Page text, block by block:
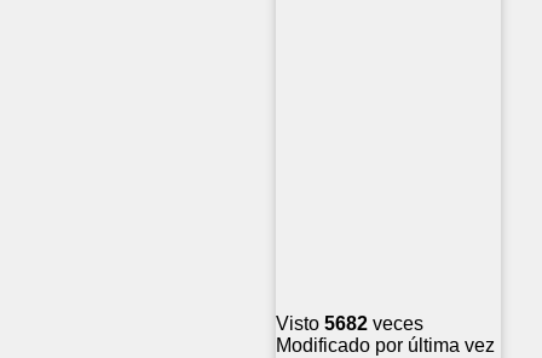
Visto 5682 veces
Modificado por última vez